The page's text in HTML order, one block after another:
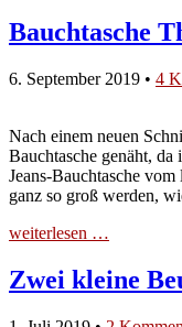
Bauchtasche
6. September 2019 • 4
Nach einem neuen
Bauchtasche genäht,
Jeans-Bauchtasche
ganz so groß werden,
weiterlesen …
Zwei kleine